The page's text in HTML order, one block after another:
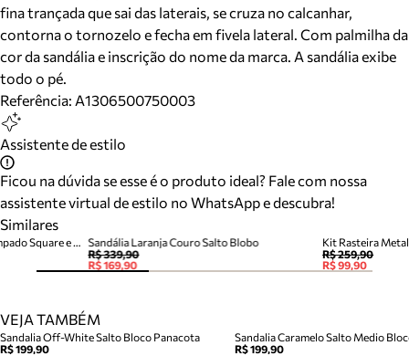
fina trançada que sai das laterais, se cruza no calcanhar,
contorna o tornozelo e fecha em fivela lateral. Com palmilha da
cor da sandália e inscrição do nome da marca. A sandália exibe
todo o pé.
Referência: A1306500750003
Assistente de estilo
Ficou na dúvida se esse é o produto ideal? Fale com nossa
assistente virtual de estilo no WhatsApp e descubra!
Similares
Sandália Laranja Couro Salto Blobo
R$ 339,90
R$ 169,90
Kit Rasteira
R$ 259,90
R$ 99,90
Chinelo de Dedo Laranja Estampado Square e Bag Brizza
VEJA TAMBÉM
Sandalia Off-White Salto Bloco Panacota
R$ 199,90
R$ 199,90